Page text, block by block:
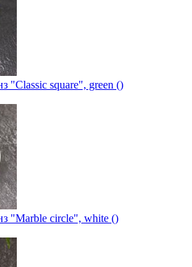
"Classic square", green ()
"Marble circle", white ()